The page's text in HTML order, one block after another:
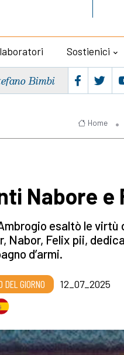
Sostienici
Bimbi
Home
Nabore e
esaltò le virtù
Nabor, Felix pii,
d’armi.
DEL GIORNO 12_07_2025